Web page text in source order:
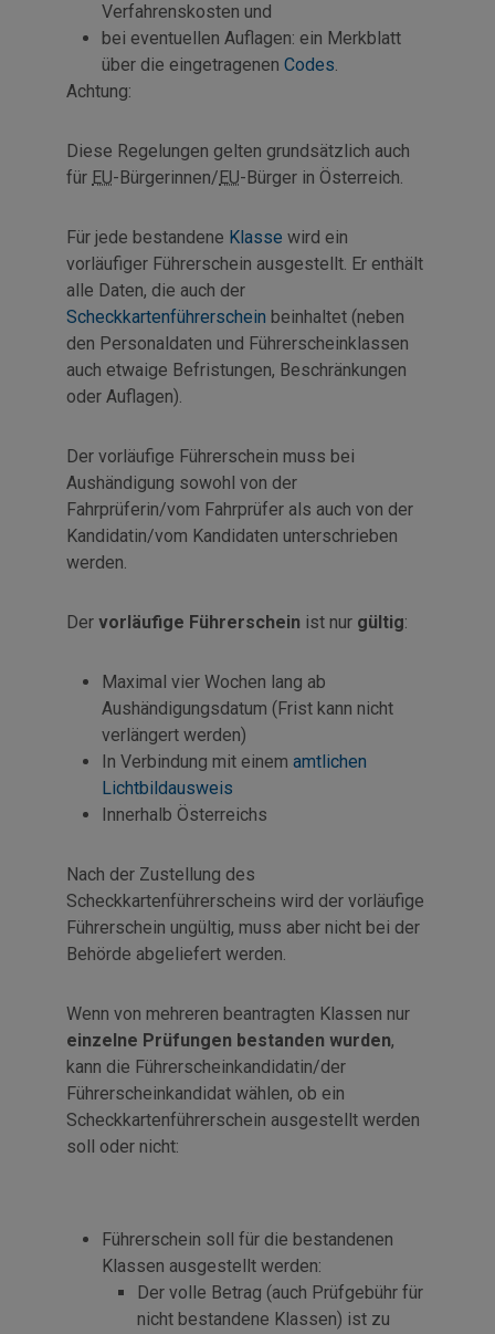
Verfahrenskosten und
bei eventuellen Auflagen: ein Merkblatt
über die eingetragenen Codes.
Achtung:
Diese Regelungen gelten grundsätzlich auch
für EU-Bürgerinnen/EU-Bürger in Österreich.
Für jede bestandene Klasse wird ein
vorläufiger Führerschein ausgestellt. Er enthält
alle Daten, die auch der
Scheckkartenführerschein beinhaltet (neben
den Personaldaten und Führerscheinklassen
auch etwaige Befristungen, Beschränkungen
oder Auflagen).
Der vorläufige Führerschein muss bei
Aushändigung sowohl von der
Fahrprüferin/vom Fahrprüfer als auch von der
Kandidatin/vom Kandidaten unterschrieben
werden.
Der vorläufige Führerschein ist nur gültig:
Maximal vier Wochen lang ab
Aushändigungsdatum (Frist kann nicht
verlängert werden)
In Verbindung mit einem amtlichen
Lichtbildausweis
Innerhalb Österreichs
Nach der Zustellung des
Scheckkartenführerscheins wird der vorläufige
Führerschein ungültig, muss aber nicht bei der
Behörde abgeliefert werden.
Wenn von mehreren beantragten Klassen nur
einzelne Prüfungen bestanden wurden,
kann die Führerscheinkandidatin/der
Führerscheinkandidat wählen, ob ein
Scheckkartenführerschein ausgestellt werden
soll oder nicht:
Führerschein soll für die bestandenen
Klassen ausgestellt werden:
Der volle Betrag (auch Prüfgebühr für
nicht bestandene Klassen) ist zu